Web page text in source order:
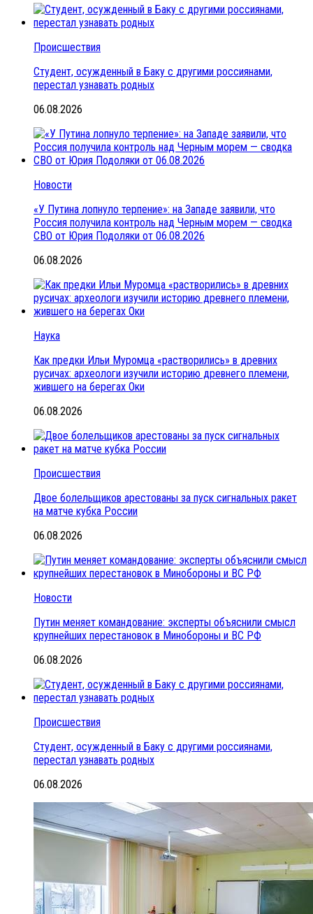
Происшествия
Студент, осужденный в Баку с другими россиянами,
перестал узнавать родных
06.08.2026
Новости
«У Путина лопнуло терпение»: на Западе заявили, что
Россия получила контроль над Черным морем — сводка
СВО от Юрия Подоляки от 06.08.2026
06.08.2026
Наука
Как предки Ильи Муромца «растворились» в древних
русичах: археологи изучили историю древнего племени,
жившего на берегах Оки
06.08.2026
Происшествия
Двое болельщиков арестованы за пуск сигнальных ракет
на матче кубка России
06.08.2026
Новости
Путин меняет командование: эксперты объяснили смысл
крупнейших перестановок в Минобороны и ВС РФ
06.08.2026
Происшествия
Студент, осужденный в Баку с другими россиянами,
перестал узнавать родных
06.08.2026